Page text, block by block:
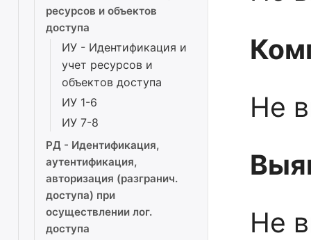
ресурсов и объектов
доступа
ИУ - Идентификация и
учет ресурсов и
объектов доступа
ИУ 1-6
ИУ 7-8
РД - Идентификация,
аутентификация,
авторизация (разгранич.
доступа) при
осуществлении лог.
доступа
Не
Не